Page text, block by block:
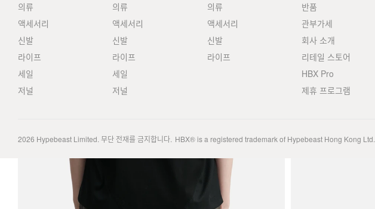
의류
액세서리
신발
라이프
세일
저널
의류
액세서리
신발
라이프
세일
저널
의류
액세서리
신발
라이프
반품
관부가세
회사 소개
리테일 스토어
HBX Pro
제휴 프로그램
2026 Hypebeast Limited. 무단 전재를 금지합니다. HBX® is a registered trademark of Hypebeast Hong Kong Ltd.